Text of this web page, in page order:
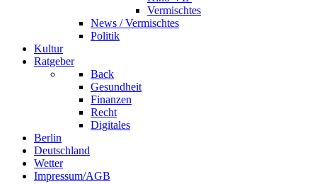
Vermischtes
News / Vermischtes
Politik
Kultur
Ratgeber
Back
Gesundheit
Finanzen
Recht
Digitales
Berlin
Deutschland
Wetter
Impressum/AGB